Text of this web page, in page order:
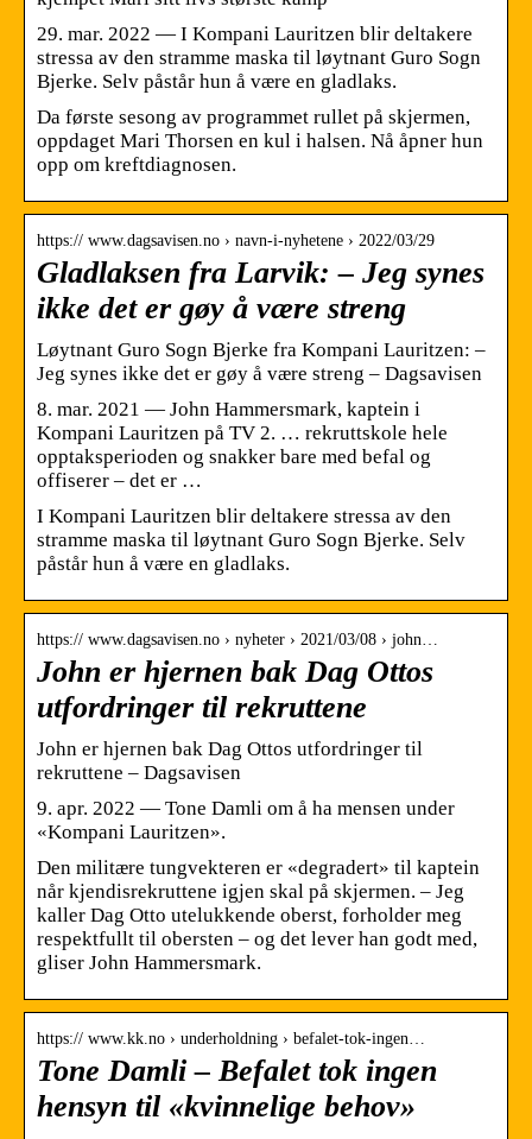
29. mar. 2022 — I Kompani Lauritzen blir deltakere
stressa av den stramme maska til løytnant Guro Sogn
Bjerke. Selv påstår hun å være en gladlaks.
Da første sesong av programmet rullet på skjermen,
oppdaget Mari Thorsen en kul i halsen. Nå åpner hun
opp om kreftdiagnosen.
https:// www.dagsavisen.no › navn-i-nyhetene › 2022/03/29
Gladlaksen fra Larvik: – Jeg synes
ikke det er gøy å være streng
Løytnant Guro Sogn Bjerke fra Kompani Lauritzen: –
Jeg synes ikke det er gøy å være streng – Dagsavisen
8. mar. 2021 — John Hammersmark, kaptein i
Kompani Lauritzen på TV 2. … rekruttskole hele
opptaksperioden og snakker bare med befal og
offiserer – det er …
I Kompani Lauritzen blir deltakere stressa av den
stramme maska til løytnant Guro Sogn Bjerke. Selv
påstår hun å være en gladlaks.
https:// www.dagsavisen.no › nyheter › 2021/03/08 › john…
John er hjernen bak Dag Ottos
utfordringer til rekruttene
John er hjernen bak Dag Ottos utfordringer til
rekruttene – Dagsavisen
9. apr. 2022 — Tone Damli om å ha mensen under
«Kompani Lauritzen».
Den militære tungvekteren er «degradert» til kaptein
når kjendisrekruttene igjen skal på skjermen. – Jeg
kaller Dag Otto utelukkende oberst, forholder meg
respektfullt til obersten – og det lever han godt med,
gliser John Hammersmark.
https:// www.kk.no › underholdning › befalet-tok-ingen…
Tone Damli – Befalet tok ingen
hensyn til «kvinnelige behov»